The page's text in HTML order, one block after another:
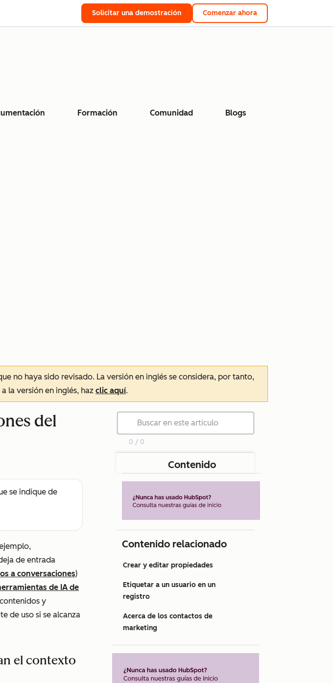
Solicitar una demostración Comenzar ahora
Formación Comunidad Blogs
no haya sido revisado. La versión en inglés se considera, por tanto,
la versión en inglés, haz clic aquí.
del
se indique de
de entrada
a conversaciones)
de IA de
y
de uso si se alcanza
el contexto
0 / 0
Contenido
Contenido relacionado
Crear y editar propiedades
Etiquetar a un usuario en un
registro
Acerca de los contactos de
marketing